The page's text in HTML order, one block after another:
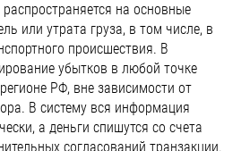
на основные
или утрата груза, в том числе, в
происшествия. В
убытков в любой точке
РФ, вне зависимости от
В систему вся информация
а деньги спишутся со счета
согласований транзакции.